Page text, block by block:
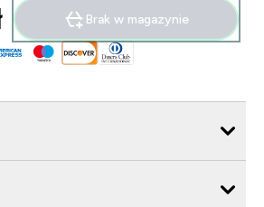
Brak w magazynie